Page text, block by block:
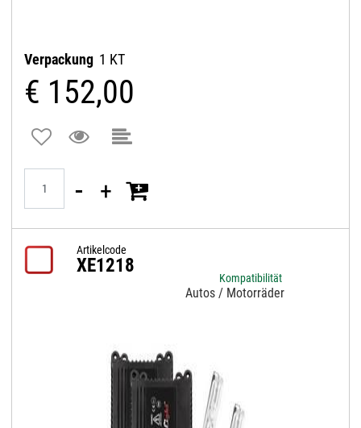
Verpackung 1 KT
€ 152,00
Artikelcode
XE1218
Kompatibilität
Autos / Motorräder